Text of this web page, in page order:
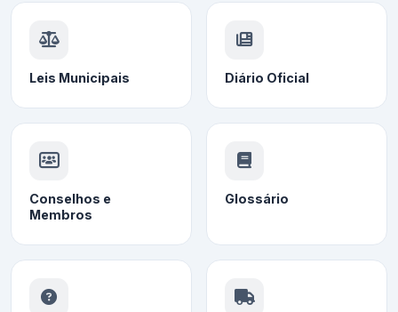
Leis Municipais Diário Oficial
Conselhos e
Membros
Glossário